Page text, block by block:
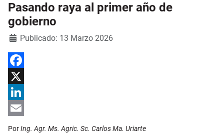
Pasando raya al primer año de
gobierno
DetallesPublicado: 13 Marzo 2026
Facebook
X
LinkedIn
Email
PorIng. Agr. Ms. Agric. Sc. Carlos Ma. Uriarte